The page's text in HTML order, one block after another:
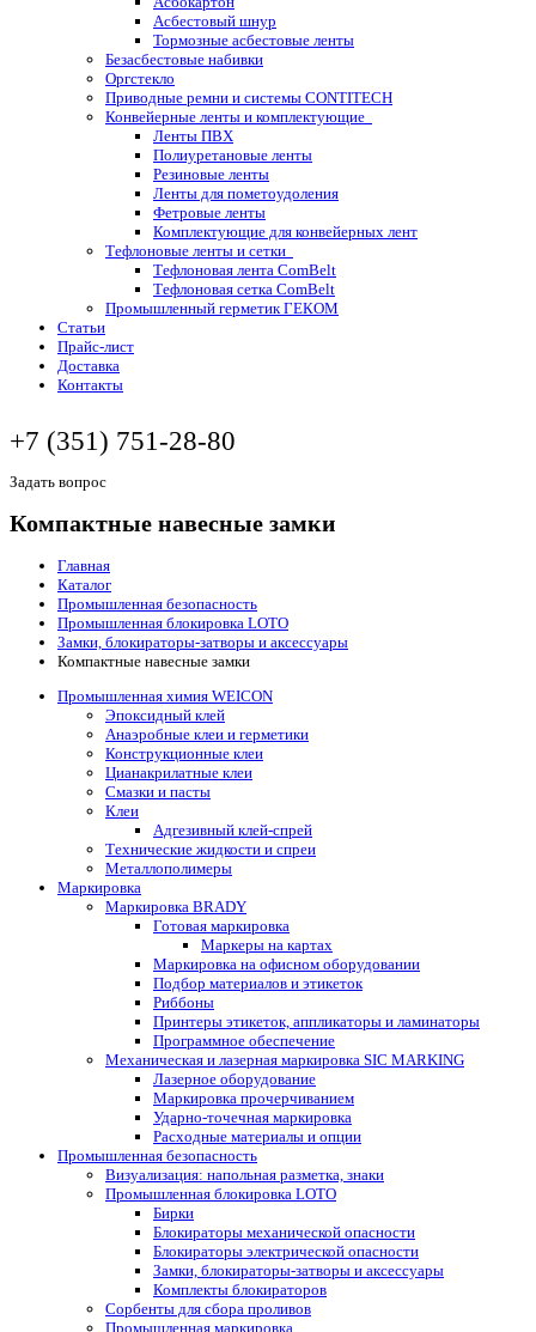
Асбестовый шнур
Тормозные асбестовые ленты
Безасбестовые набивки
Оргстекло
Приводные ремни и системы CONTITECH
Конвейерные ленты и комплектующие
Ленты ПВХ
Полиуретановые ленты
Резиновые ленты
Ленты для пометоудоления
Фетровые ленты
Комплектующие для конвейерных лент
Тефлоновые ленты и сетки
Тефлоновая лента ComBelt
Тефлоновая сетка ComBelt
Промышленный герметик ГЕКОМ
Статьи
Прайс-лист
Доставка
Контакты
+7 (351) 751-28-80
Задать вопрос
Компактные навесные замки
Главная
Каталог
Промышленная безопасность
Промышленная блокировка LOTO
Замки, блокираторы-затворы и аксессуары
Компактные навесные замки
Промышленная химия WEICON
Эпоксидный клей
Анаэробные клеи и герметики
Конструкционные клеи
Цианакрилатные клеи
Смазки и пасты
Клеи
Адгезивный клей-спрей
Технические жидкости и спреи
Металлополимеры
Маркировка
Маркировка BRADY
Готовая маркировка
Маркеры на картах
Маркировка на офисном оборудовании
Подбор материалов и этикеток
Риббоны
Принтеры этикеток, аппликаторы и ламинаторы
Программное обеспечение
Механическая и лазерная маркировка SIC MARKING
Лазерное оборудование
Маркировка прочерчиванием
Ударно-точечная маркировка
Расходные материалы и опции
Промышленная безопасность
Визуализация: напольная разметка, знаки
Промышленная блокировка LOTO
Бирки
Блокираторы механической опасности
Блокираторы электрической опасности
Замки, блокираторы-затворы и аксессуары
Комплекты блокираторов
Сорбенты для сбора проливов
Промышленная маркировка